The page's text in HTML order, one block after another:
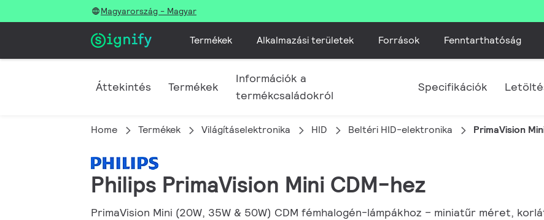
Magyarország - Magyar
Termékek Alkalmazási területek Források Fenntarthatóság
Áttekintés Termékek
Információk a
termékcsaládokról
Specifikációk
Home Termékek Világításelektronika HID Beltéri HID-elektronika PrimaVision
Philips PrimaVision Mini CDM-hez
PrimaVision Mini (20W, 35W & 50W) CDM fémhalogén-lámpákhoz – miniatűr méret,